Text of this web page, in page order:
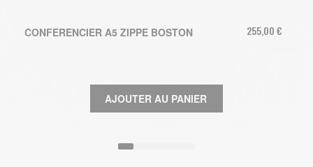
CONFERENCIER A5 ZIPPE BOSTON 255,00 €
AJOUTER AU PANIER